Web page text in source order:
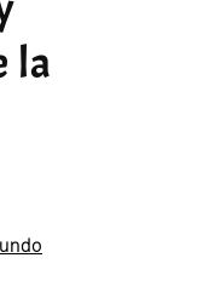
la